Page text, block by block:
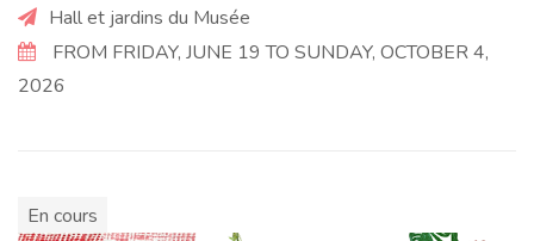
Hall et jardins du Musée
FROM FRIDAY, JUNE 19 TO SUNDAY, OCTOBER 4,
2026
En cours